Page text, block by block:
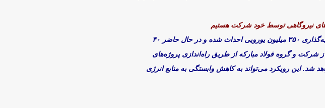
نیروگاهی توسط خود شرکت هستیم
طیب‌نیا درباره نیروگاه خورشیدی فولاد مبارکه گفت که این نیروگاه با سرمایه‌گذاری ۳۵۰ میلیون یورویی احداث شده و در حال حاضر ۴۰
شرکت و گروه فولاد مبارکه از طریق راه‌اندازی پروژه‌های
این رویکرد می‌تواند به کاهش وابستگی به منابع انرژی